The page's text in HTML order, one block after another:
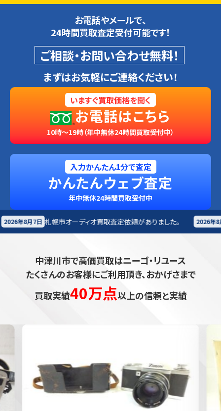
お電話やメールで、
24時間買取査定受付可能です！
ご相談・お問い合わせ無料！
まずはお気軽にご連絡ください！
いますぐ買取価格を聞く
お電話はこちら
10時～19時（年中無休24時間買取受付中）
入力かんたん1分で査定
かんたんウェブ査定
年中無休24時間買取受付中
ディオ買取査定依頼がありました。 2026年8月7日 長野来店 オーデ
中津川市で高価買取はニーゴ・リユース
たくさんのお客様にご利用頂き、おかげさまで
買取実績40万点以上の信頼と実績